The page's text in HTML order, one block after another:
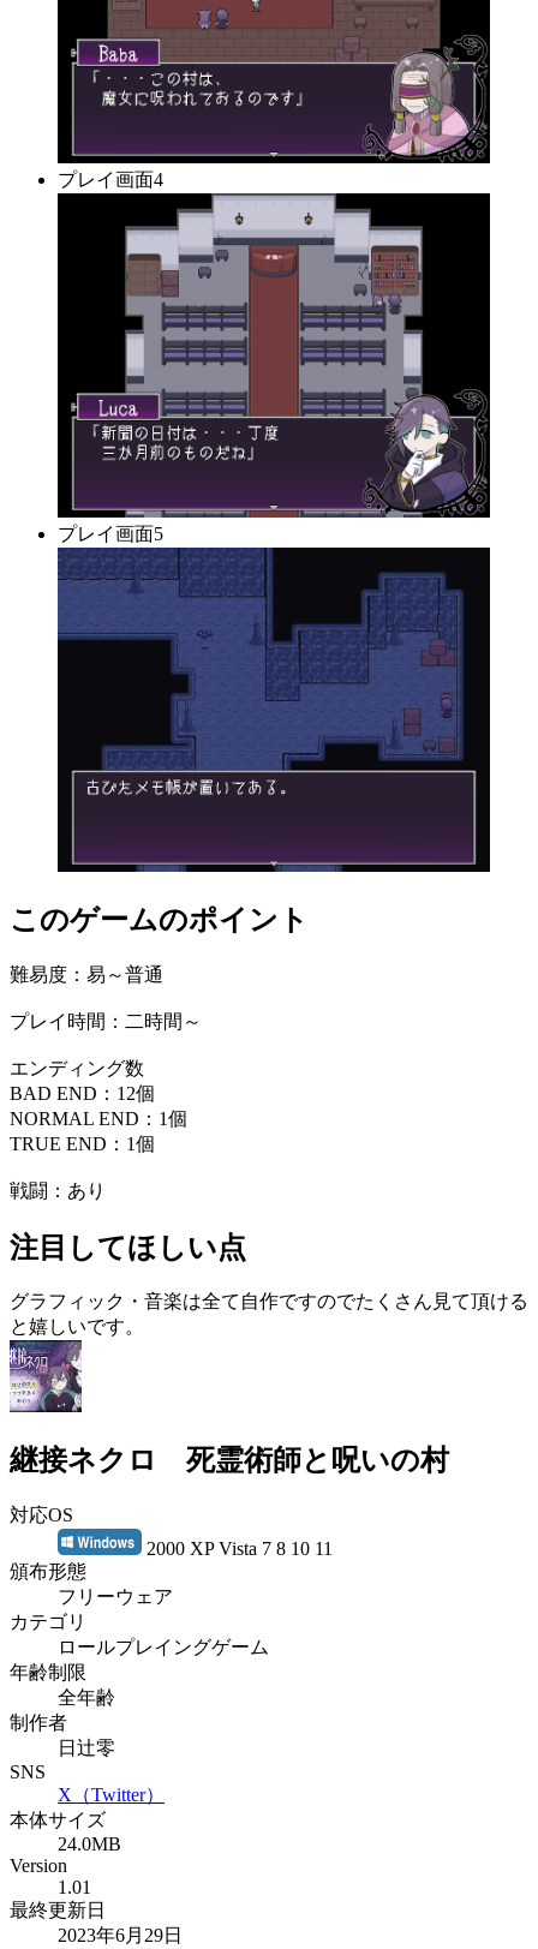
プレイ画面4
プレイ画面5
このゲームのポイント
難易度：易～普通
プレイ時間：二時間～
エンディング数
BAD END：12個
NORMAL END：1個
TRUE END：1個
戦闘：あり
注目してほしい点
グラフィック・音楽は全て自作ですのでたくさん見て頂ける
と嬉しいです。
継接ネクロ 死霊術師と呪いの村
対応OS
2000 XP Vista 7 8 10 11
頒布形態
フリーウェア
カテゴリ
ロールプレイングゲーム
年齢制限
全年齢
制作者
日辻零
SNS
X（Twitter）
本体サイズ
24.0MB
Version
1.01
最終更新日
2023年6月29日